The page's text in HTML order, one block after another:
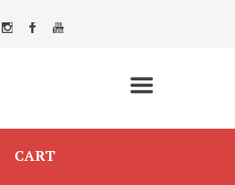
CART